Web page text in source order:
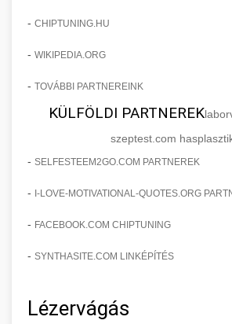
- CHIPTUNING.HU
- WIKIPEDIA.ORG
- TOVÁBBI PARTNEREINK
KÜLFÖLDI PARTNEREK
szeptest.com
- SELFESTEEM2GO.COM PARTNEREK
- I-LOVE-MOTIVATIONAL-QUOTES.ORG
- FACEBOOK.COM CHIPTUNING
- SYNTHASITE.COM LINKÉPÍTÉS
Lézervágás